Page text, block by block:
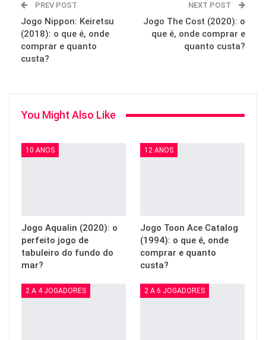
PREV POST
Jogo Nippon: Keiretsu
(2018): o que é, onde
comprar e quanto
custa?
NEXT POST
Jogo The Cost (2020): o
que é, onde comprar e
quanto custa?
You Might Also Like
10 ANOS
Jogo Aqualin (2020): o
perfeito jogo de
tabuleiro do fundo do
mar?
12 ANOS
Jogo Toon Ace Catalog
(1994): o que é, onde
comprar e quanto
custa?
2 A 4 JOGADORES 2 A 6 JOGADORES